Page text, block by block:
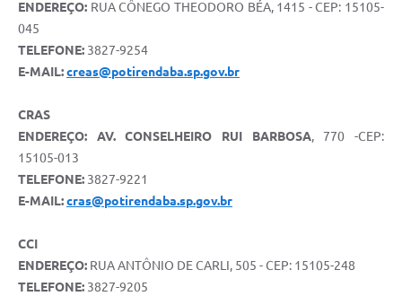
ENDEREÇO: RUA CÔNEGO THEODORO BÉA, 1415 - CEP: 15105-
045
TELEFONE: 3827-9254
E-MAIL:creas@potirendaba.sp.gov.br
CRAS
ENDEREÇO: AV. CONSELHEIRO RUI BARBOSA, 770 -CEP:
15105-013
TELEFONE: 3827-9221
E-MAIL:cras@potirendaba.sp.gov.br
CCI
ENDEREÇO: RUA ANTÔNIO DE CARLI, 505 - CEP: 15105-248
TELEFONE: 3827-9205